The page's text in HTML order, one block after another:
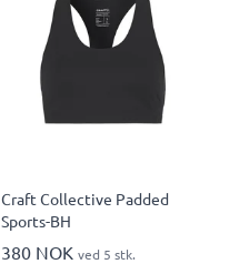
Craft Collective Padded
Sports-BH
380 NOK ved 5 stk.